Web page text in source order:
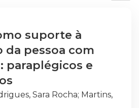
suporte à
da pessoa com
paraplégicos e
Sara Rocha; Martins,